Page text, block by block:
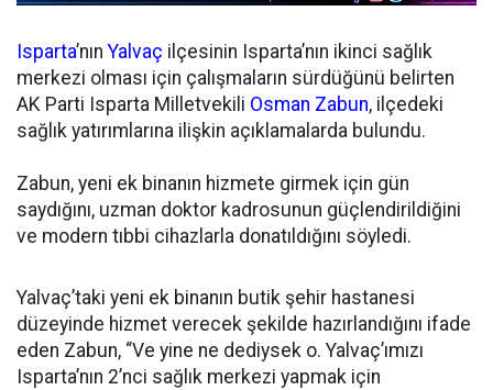
Isparta’nınYalvaç ilçesinin Isparta’nın ikinci sağlık
merkezi olması için çalışmaların sürdüğünü belirten
AK Parti Isparta Milletvekili Osman Zabun, ilçedeki
sağlık yatırımlarına ilişkin açıklamalarda bulundu.
Zabun, yeni ek binanın hizmete girmek için gün
saydığını, uzman doktor kadrosunun güçlendirildiğini
ve modern tıbbi cihazlarla donatıldığını söyledi.
Yalvaç’taki yeni ek binanın butik şehir hastanesi
düzeyinde hizmet verecek şekilde hazırlandığını ifade
eden Zabun, “Ve yine ne dediysek o. Yalvaç’ımızı
Isparta’nın 2’nci sağlık merkezi yapmak için